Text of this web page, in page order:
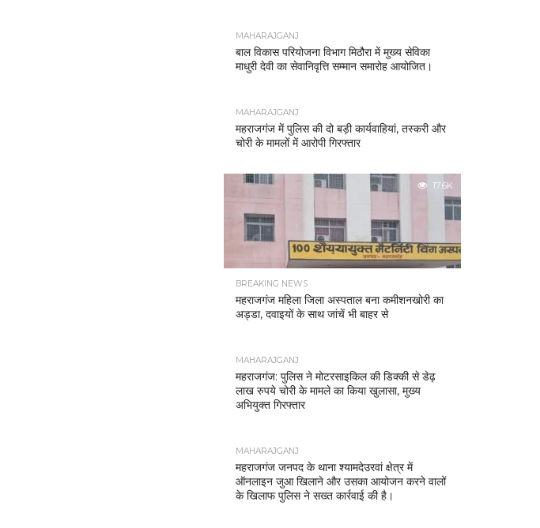
MAHARAJGANJ
बाल विकास परियोजना विभाग मिठौरा में मुख्य सेविका
माधुरी देवी का सेवानिवृत्ति सम्मान समारोह आयोजित।
MAHARAJGANJ
महराजगंज में पुलिस की दो बड़ी कार्यवाहियां, तस्करी और
चोरी के मामलों में आरोपी गिरफ्तार
17.6K
BREAKING NEWS
महराजगंज महिला जिला अस्पताल बना कमीशनखोरी का
अड्डा, दवाइयों के साथ जांचें भी बाहर से
MAHARAJGANJ
महराजगंज: पुलिस ने मोटरसाइकिल की डिक्की से डेढ़
लाख रुपये चोरी के मामले का किया खुलासा, मुख्य
अभियुक्त गिरफ्तार
MAHARAJGANJ
महराजगंज जनपद के थाना श्यामदेउरवां क्षेत्र में
ऑनलाइन जुआ खिलाने और उसका आयोजन करने वालों
के खिलाफ पुलिस ने सख्त कार्रवाई की है।